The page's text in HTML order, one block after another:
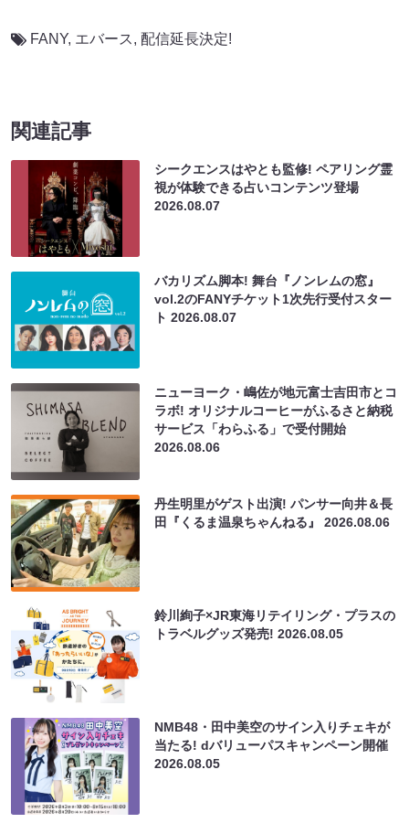
FANY, エバース, 配信延長決定!
関連記事
シークエンスはやとも監修! ペアリング霊
視が体験できる占いコンテンツ登場
2026.08.07
バカリズム脚本! 舞台『ノンレムの窓』
vol.2のFANYチケット1次先行受付スター
ト2026.08.07
ニューヨーク・嶋佐が地元富士吉田市とコ
ラボ! オリジナルコーヒーがふるさと納税
サービス「わらふる」で受付開始
2026.08.06
丹生明里がゲスト出演! パンサー向井＆長
田『くるま温泉ちゃんねる』2026.08.06
鈴川絢子×JR東海リテイリング・プラスの
トラベルグッズ発売!2026.08.05
NMB48・田中美空のサイン入りチェキが
当たる! dバリューパスキャンペーン開催
2026.08.05